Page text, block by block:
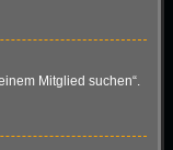
Mitglied suchen“.